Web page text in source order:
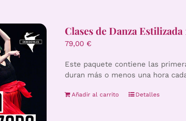
Clases de Danza Estilizada
79,00 €
Este paquete contiene las
duran más o menos una hora
Añadir al carrito Detalles